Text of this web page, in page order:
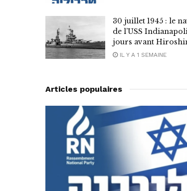
30 juillet 1945 : le
de l’USS
jours avant
IL Y A 1 SEMAINE
Articles populaires